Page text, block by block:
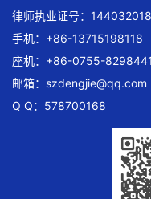
律师执业证号：
手机：+86-13715198118
座机：+86-0755-
邮箱： szdengjie@qq.com
Q Q：578700168